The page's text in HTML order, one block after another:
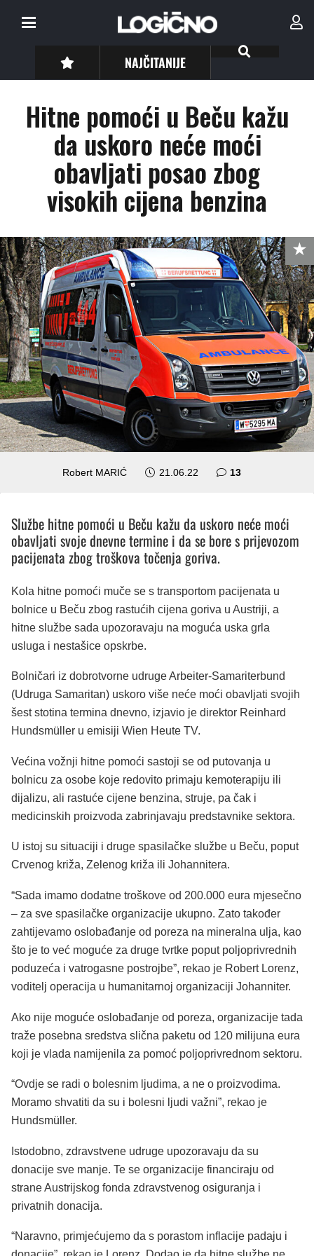
NAJČITANIJE
Hitne pomoći u Beču kažu
da uskoro neće moći
obavljati posao zbog
visokih cijena benzina
Robert MARIĆ 21.06.22 13komentara
Službe hitne pomoći u Beču kažu da uskoro neće moći
obavljati svoje dnevne termine i da se bore s prijevozom
pacijenata zbog troškova točenja goriva.
Kola hitne pomoći muče se s transportom pacijenata u
bolnice u Beču zbog rastućih cijena goriva u Austriji, a
hitne službe sada upozoravaju na moguća uska grla
usluga i nestašice opskrbe.
Bolničari iz dobrotvorne udruge Arbeiter-Samariterbund
(Udruga Samaritan) uskoro više neće moći obavljati svojih
šest stotina termina dnevno, izjavio je direktor Reinhard
Hundsmüller u emisiji Wien Heute TV.
Većina vožnji hitne pomoći sastoji se od putovanja u
bolnicu za osobe koje redovito primaju kemoterapiju ili
dijalizu, ali rastuće cijene benzina, struje, pa čak i
medicinskih proizvoda zabrinjavaju predstavnike sektora.
U istoj su situaciji i druge spasilačke službe u Beču, poput
Crvenog križa, Zelenog križa ili Johannitera.
“Sada imamo dodatne troškove od 200.000 eura mjesečno
– za sve spasilačke organizacije ukupno. Zato također
zahtijevamo oslobađanje od poreza na mineralna ulja, kao
što je to već moguće za druge tvrtke poput poljoprivrednih
poduzeća i vatrogasne postrojbe”, rekao je Robert Lorenz,
voditelj operacija u humanitarnoj organizaciji Johanniter.
Ako nije moguće oslobađanje od poreza, organizacije tada
traže posebna sredstva slična paketu od 120 milijuna eura
koji je vlada namijenila za pomoć poljoprivrednom sektoru.
“Ovdje se radi o bolesnim ljudima, a ne o proizvodima.
Moramo shvatiti da su i bolesni ljudi važni”, rekao je
Hundsmüller.
Istodobno, zdravstvene udruge upozoravaju da su
donacije sve manje. Te se organizacije financiraju od
strane Austrijskog fonda zdravstvenog osiguranja i
privatnih donacija.
“Naravno, primjećujemo da s porastom inflacije padaju i